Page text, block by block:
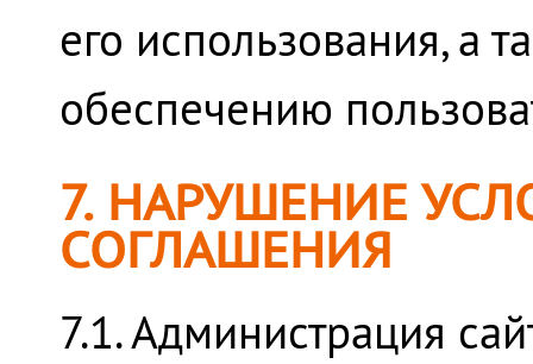
его использования, а
обеспечению
7. НАРУШЕНИЕ
СОГЛАШЕНИЯ
7.1. Администрация